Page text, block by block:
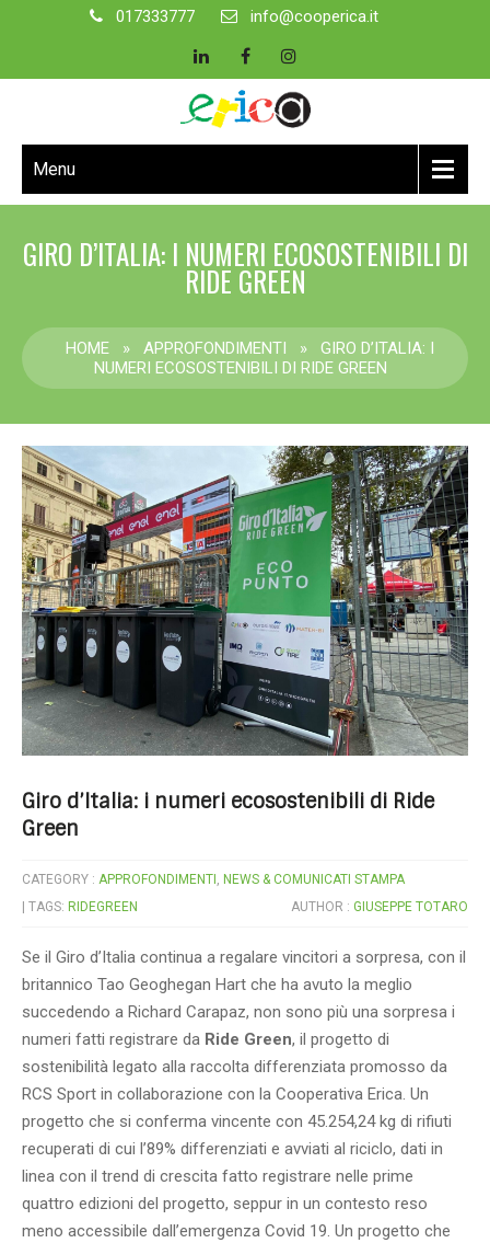
017333777 info@cooperica.it
Menu
GIRO D’ITALIA: I NUMERI ECOSOSTENIBILI DI
RIDE GREEN
HOME » APPROFONDIMENTI »
GIRO D’ITALIA: I
NUMERI ECOSOSTENIBILI DI RIDE GREEN
Giro d’Italia: i numeri ecosostenibili di Ride
Green
CATEGORY : APPROFONDIMENTI , NEWS & COMUNICATI STAMPA
| TAGS: RIDEGREEN AUTHOR : GIUSEPPE TOTARO
Se il Giro d’Italia continua a regalare vincitori a sorpresa, con il
britannico Tao Geoghegan Hart che ha avuto la meglio
succedendo a Richard Carapaz, non sono più una sorpresa i
numeri fatti registrare da Ride Green, il progetto di
sostenibilità legato alla raccolta differenziata promosso da
RCS Sport in collaborazione con la Cooperativa Erica. Un
progetto che si conferma vincente con 45.254,24 kg di rifiuti
recuperati di cui l’89% differenziati e avviati al riciclo, dati in
linea con il trend di crescita fatto registrare nelle prime
quattro edizioni del progetto, seppur in un contesto reso
meno accessibile dall’emergenza Covid 19. Un progetto che